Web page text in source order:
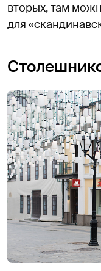
вторых, там
для